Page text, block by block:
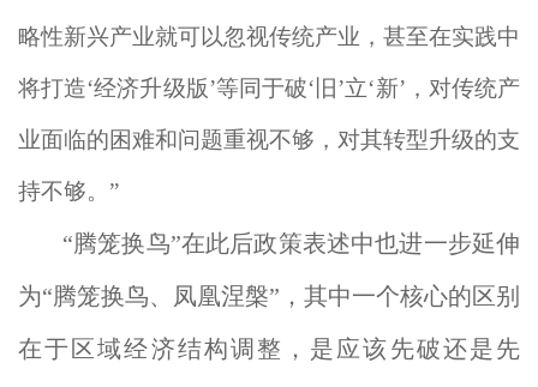
略性新兴产业就可以忽视传统产业，甚至在实践中
将打造‘经济升级版’等同于破‘旧’立‘新’，对传统产
业面临的困难和问题重视不够，对其转型升级的支
持不够。”
“腾笼换鸟”在此后政策表述中也进一步延伸
为“腾笼换鸟、凤凰涅槃”，其中一个核心的区别
在于区域经济结构调整，是应该先破还是先